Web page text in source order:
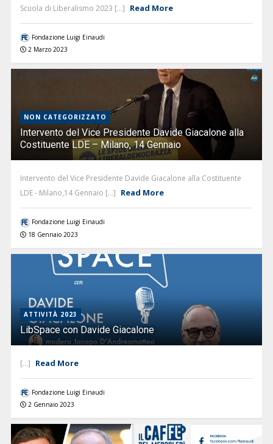
Scuola di Liberalismo 2023 [...] Read More
Fondazione Luigi Einaudi
2 Marzo 2023
NON CATEGORIZZATO
Intervento del Vice Presidente Davide Giacalone alla
Costituente LDE – Milano, 14 Gennaio
Intervento del Vice Presidente Davide Giacalone alla Costituente
LDE - Milano,14 Gennaio [...] Read More
Fondazione Luigi Einaudi
18 Gennaio 2023
ATTIVITÀ 2023
LibSpace con Davide Giacalone
[...] Read More
Fondazione Luigi Einaudi
2 Gennaio 2023